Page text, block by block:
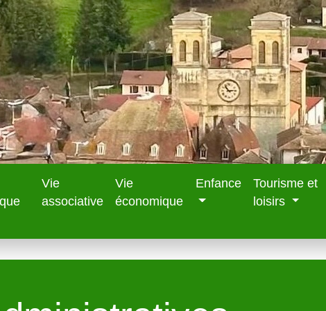
Vie
associative
Vie
économique
Enfance
Tourisme et
loisirs